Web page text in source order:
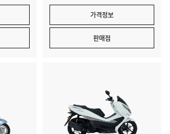
가격정보
판매점